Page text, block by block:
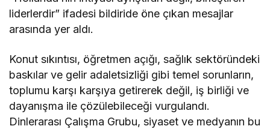
liderlerdir” ifadesi bildiride öne çıkan mesajlar
arasında yer aldı.
Konut sıkıntısı, öğretmen açığı, sağlık sektöründeki
baskılar ve gelir adaletsizliği gibi temel sorunların,
toplumu karşı karşıya getirerek değil, iş birliği ve
dayanışma ile çözülebileceği vurgulandı.
Dinlerarası Çalışma Grubu, siyaset ve medyanın bu